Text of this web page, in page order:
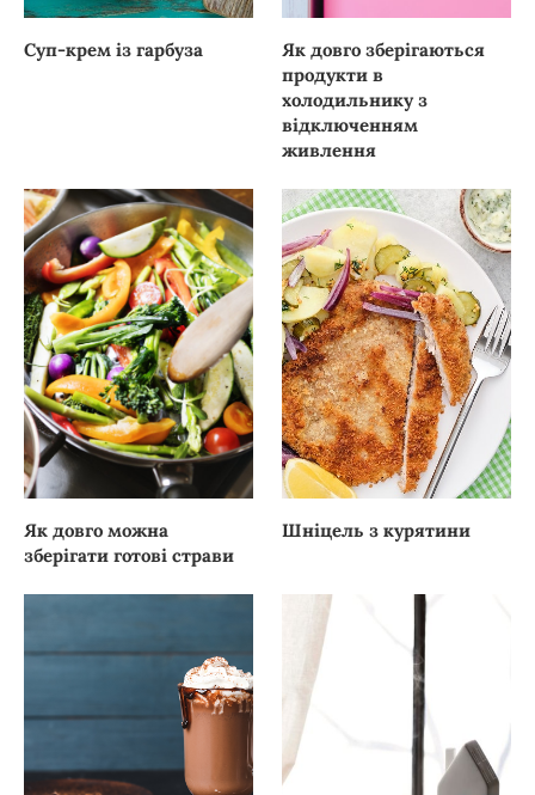
Суп-крем із гарбуза
Як довго зберігаються
продукти в
холодильнику з
відключенням
живлення
Як довго можна
зберігати готові страви
Шніцель з курятини